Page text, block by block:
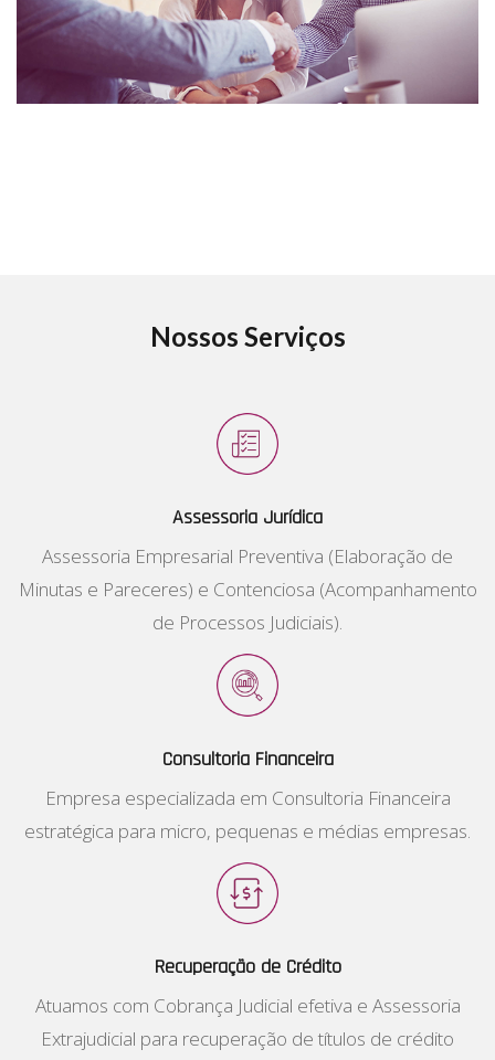
Nossos Serviços
Assessoria Jurídica
Assessoria Empresarial Preventiva (Elaboração de
Minutas e Pareceres) e Contenciosa (Acompanhamento
de Processos Judiciais).
Consultoria Financeira
Empresa especializada em Consultoria Financeira
estratégica para micro, pequenas e médias empresas.
Recuperação de Crédito
Atuamos com Cobrança Judicial efetiva e Assessoria
Extrajudicial para recuperação de títulos de crédito